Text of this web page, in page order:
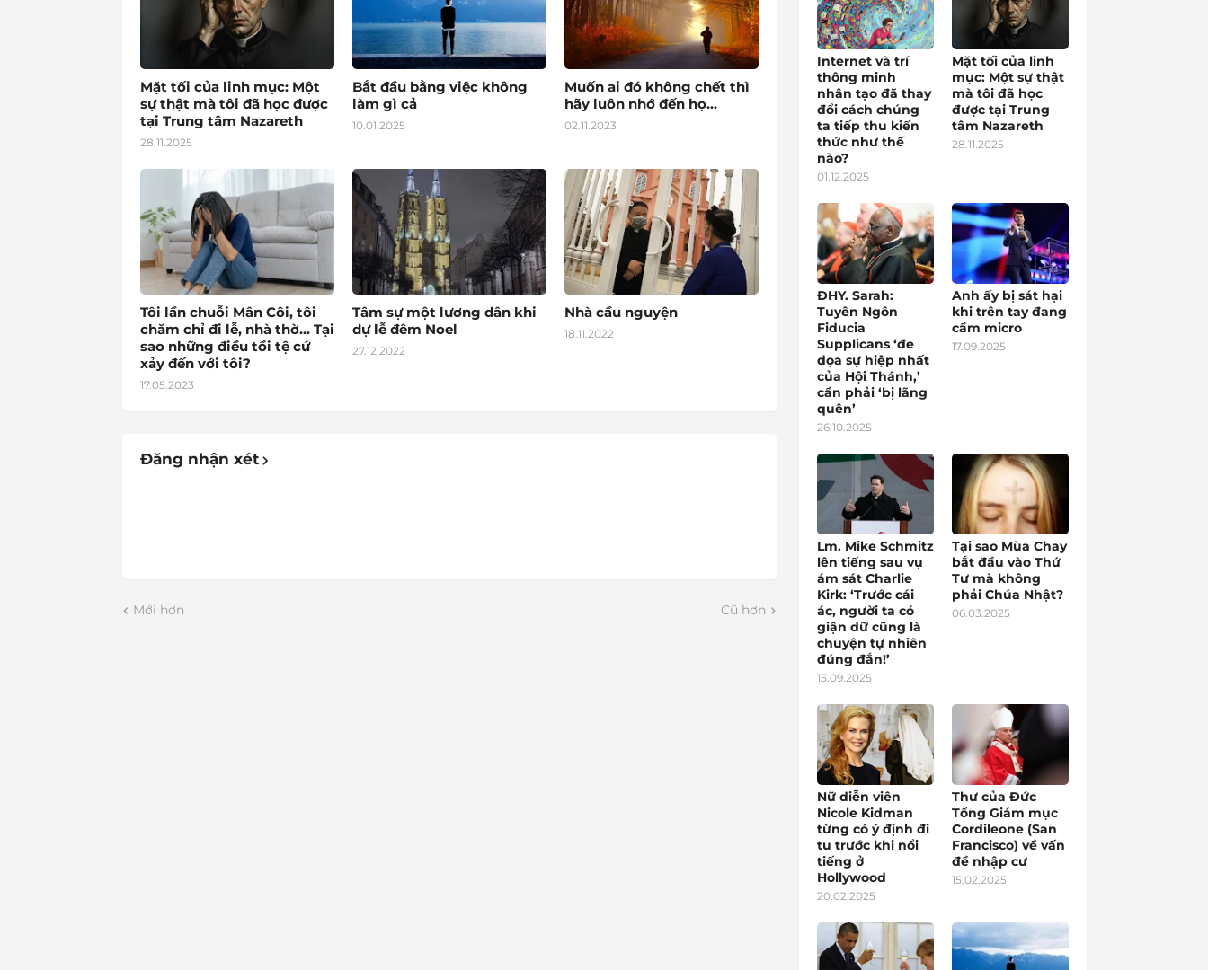
Mặt tối của linh mục: Một
sự thật mà tôi đã học được
tại Trung tâm Nazareth
28.11.2025
Bắt đầu bằng việc không
làm gì cả
10.01.2025
Muốn ai đó không chết thì
hãy luôn nhớ đến họ...
02.11.2023
Tôi lần chuỗi Mân Côi, tôi
chăm chỉ đi lễ, nhà thờ… Tại
sao những điều tồi tệ cứ
xảy đến với tôi?
17.05.2023
Tâm sự một lương dân khi
dự lễ đêm Noel
27.12.2022
Nhà cầu nguyện
18.11.2022
Đăng nhận xét
Mới hơn Cũ hơn
Internet và trí
thông minh
nhân tạo đã thay
đổi cách chúng
ta tiếp thu kiến
thức như thế
nào?
01.12.2025
Mặt tối của linh
mục: Một sự thật
mà tôi đã học
được tại Trung
tâm Nazareth
28.11.2025
ĐHY. Sarah:
Tuyên Ngôn
Fiducia
Supplicans ‘đe
dọa sự hiệp nhất
của Hội Thánh,’
cần phải ‘bị lãng
quên’
26.10.2025
Anh ấy bị sát hại
khi trên tay đang
cầm micro
17.09.2025
Lm. Mike Schmitz
lên tiếng sau vụ
ám sát Charlie
Kirk: ‘Trước cái
ác, người ta có
giận dữ cũng là
chuyện tự nhiên
đúng đắn!’
15.09.2025
Tại sao Mùa Chay
bắt đầu vào Thứ
Tư mà không
phải Chúa Nhật?
06.03.2025
Nữ diễn viên
Nicole Kidman
từng có ý định đi
tu trước khi nổi
tiếng ở
Hollywood
20.02.2025
Thư của Đức
Tổng Giám mục
Cordileone (San
Francisco) về vấn
đề nhập cư
15.02.2025